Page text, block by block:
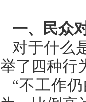
一、民众
对于什么
举了四种行
“不工作